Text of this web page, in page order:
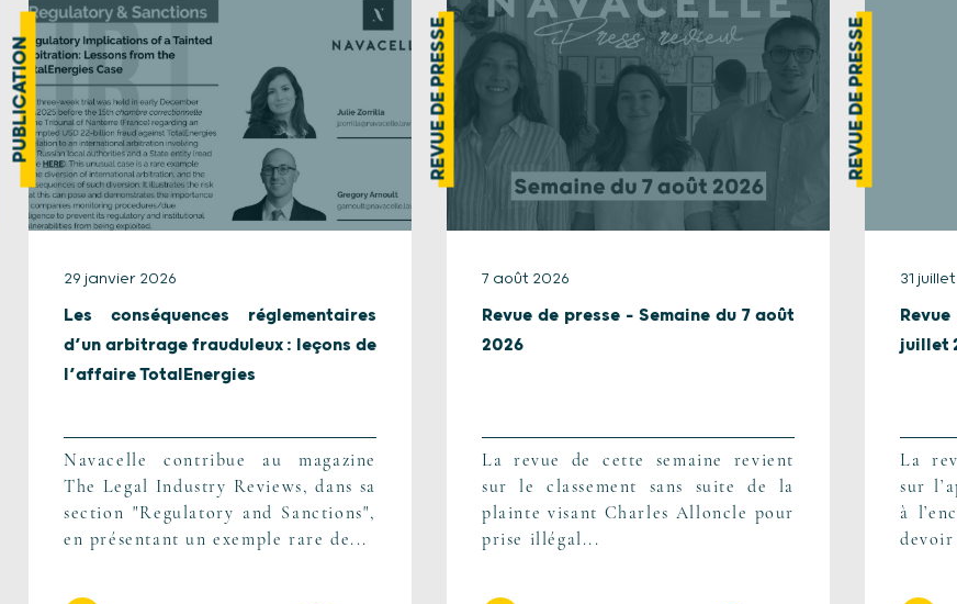
PUBLICATION
29 janvier 2026
Les conséquences réglementaires
d’un arbitrage frauduleux : leçons de
l’affaire TotalEnergies
Navacelle contribue au magazine
The Legal Industry Reviews, dans sa
section "Regulatory and Sanctions",
en présentant un exemple rare de...
REVUE DE PRESSE
7 août 2026
Revue de presse – Semaine du 7 août
2026
La revue de cette semaine revient
sur le classement sans suite de la
plainte visant Charles Alloncle pour
prise illégal...
REVUE DE PRESSE
31
juillet
La
sur
à